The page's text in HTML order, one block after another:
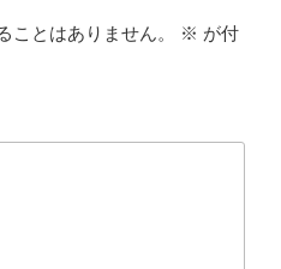
ことはありません。 ※ が付